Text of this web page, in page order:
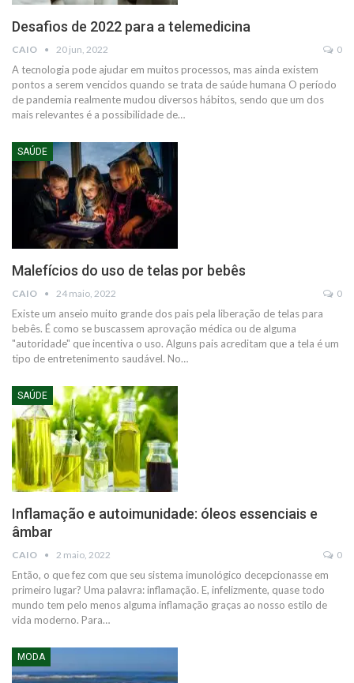
Desafios de 2022 para a telemedicina
CAIO 20 jun, 2022 0
A tecnologia pode ajudar em muitos processos, mas ainda existem
pontos a serem vencidos quando se trata de saúde humana O período
de pandemia realmente mudou diversos hábitos, sendo que um dos
mais relevantes é a possibilidade de…
SAÚDE
Malefícios do uso de telas por bebês
CAIO 24 maio, 2022 0
Existe um anseio muito grande dos pais pela liberação de telas para
bebês. É como se buscassem aprovação médica ou de alguma
"autoridade" que incentiva o uso. Alguns pais acreditam que a tela é um
tipo de entretenimento saudável. No…
SAÚDE
Inflamação e autoimunidade: óleos essenciais e
âmbar
CAIO 2 maio, 2022 0
Então, o que fez com que seu sistema imunológico decepcionasse em
primeiro lugar? Uma palavra: inflamação. E, infelizmente, quase todo
mundo tem pelo menos alguma inflamação graças ao nosso estilo de
vida moderno. Para…
MODA